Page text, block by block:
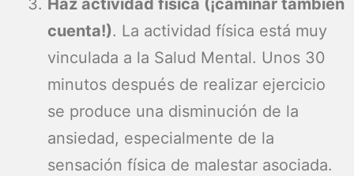
Haz actividad física (¡caminar también
cuenta!). La actividad física está muy
vinculada a la Salud Mental. Unos 30
minutos después de realizar ejercicio
se produce una disminución de la
ansiedad, especialmente de la
sensación física de malestar asociada.